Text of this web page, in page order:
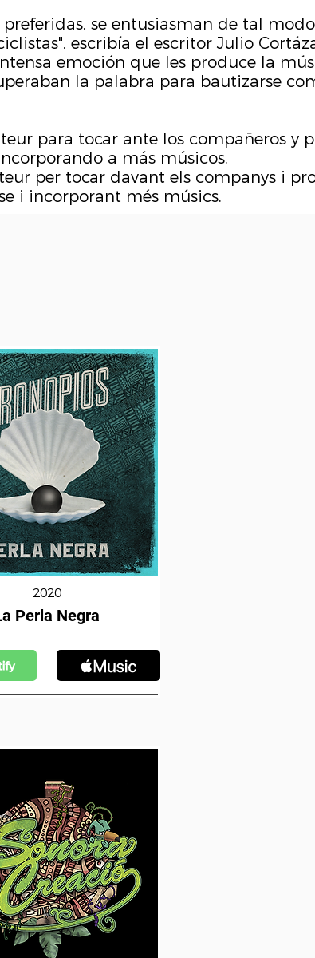
se entusiasman de tal
escribía el escritor Julio
emoción que les produce la
la palabra para bautizarse
para tocar ante los compañeros y
a más músicos.
per tocar davant els companys i
i incorporant més músics.
2020
Perla Negra